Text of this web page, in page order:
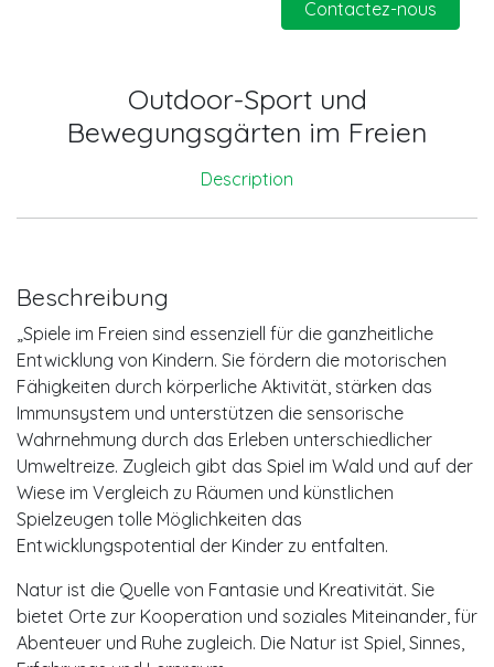
Contactez-nous
Outdoor-Sport und
Bewegungsgärten im Freien
Description
Beschreibung
„Spiele im Freien sind essenziell für die ganzheitliche
Entwicklung von Kindern. Sie fördern die motorischen
Fähigkeiten durch körperliche Aktivität, stärken das
Immunsystem und unterstützen die sensorische
Wahrnehmung durch das Erleben unterschiedlicher
Umweltreize. Zugleich gibt das Spiel im Wald und auf der
Wiese im Vergleich zu Räumen und künstlichen
Spielzeugen tolle Möglichkeiten das
Entwicklungspotential der Kinder zu entfalten.
Natur ist die Quelle von Fantasie und Kreativität. Sie
bietet Orte zur Kooperation und soziales Miteinander, für
Abenteuer und Ruhe zugleich. Die Natur ist Spiel, Sinnes,